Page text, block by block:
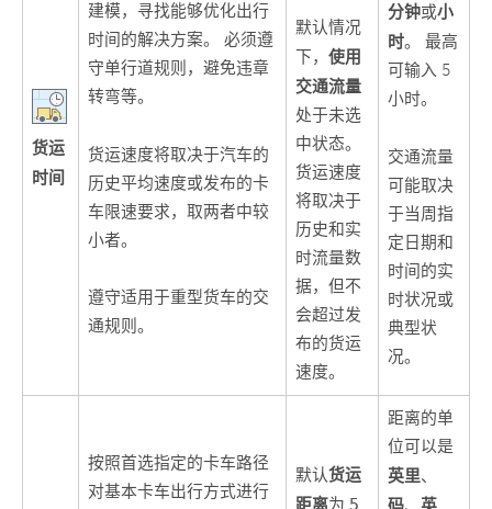
货运
时间
建模，寻找能够优化出行
时间的解决方案。 必须遵
守单行道规则，避免违章
转弯等。
货运速度将取决于汽车的
历史平均速度或发布的卡
车限速要求，取两者中较
小者。
遵守适用于重型货车的交
通规则。
默认情况
下，使用
交通流量
处于未选
中状态。
货运速度
将取决于
历史和实
时流量数
据，但不
会超过发
布的货运
速度。
分钟或小
时。 最高
可输入 5
小时。
交通流量
可能取决
于当周指
定日期和
时间的实
时状况或
典型状
况。
按照首选指定的卡车路径
对基本卡车出行方式进行
默认货运
距离
5
距离的单
位可以是
英里、